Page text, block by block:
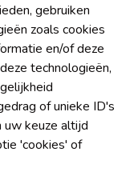
gebruiken
zoals cookies
en/of deze
technologieën,
of unieke ID's
keuze altijd
'cookies' of
AXA Belgium